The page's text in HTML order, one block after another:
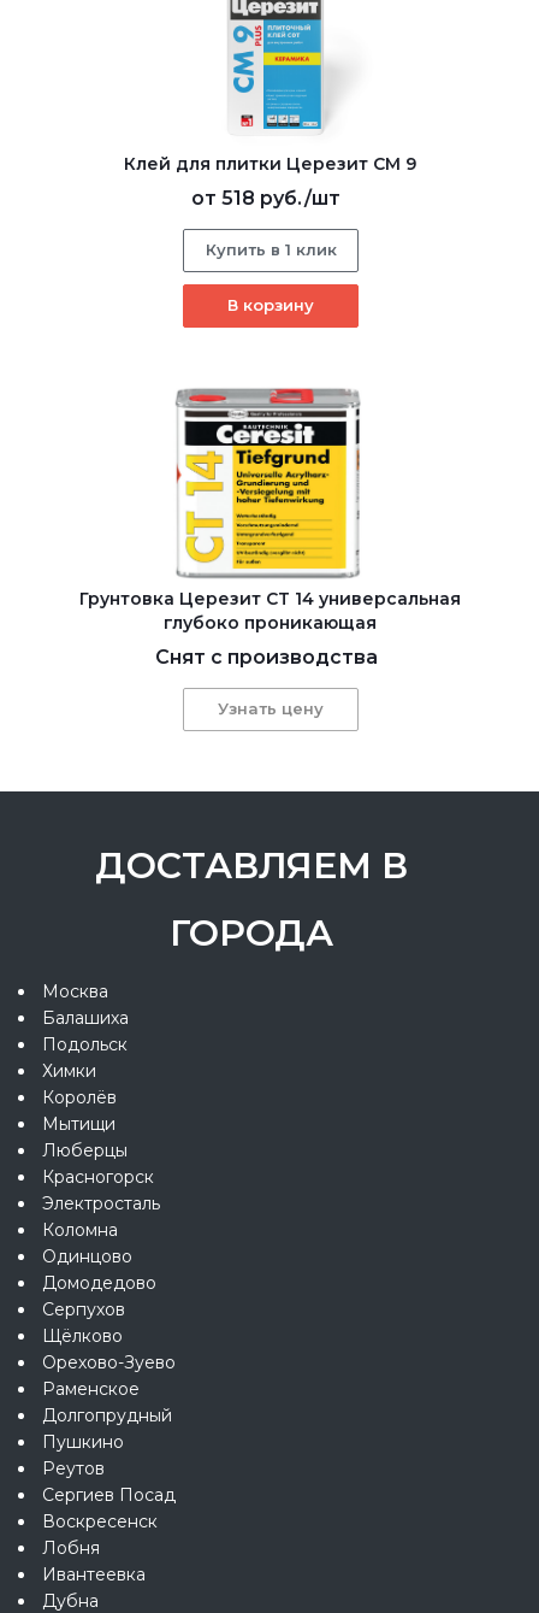
Клей для плитки Церезит СМ 9
от 518 руб./шт
Купить в 1 клик
В корзину
Грунтовка Церезит CT 14 универсальная
глубоко проникающая
Снят с производства
Узнать цену
ДОСТАВЛЯЕМ В
ГОРОДА
Москва
Балашиха
Подольск
Химки
Королёв
Мытищи
Люберцы
Красногорск
Электросталь
Коломна
Одинцово
Домодедово
Серпухов
Щёлково
Орехово-Зуево
Раменское
Долгопрудный
Пушкино
Реутов
Сергиев Посад
Воскресенск
Лобня
Ивантеевка
Дубна